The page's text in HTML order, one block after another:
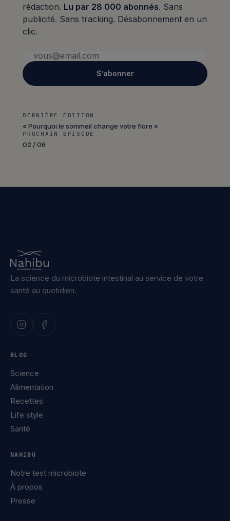
rédaction. Lu par 28 000 abonnés. Sans
publicité. Sans tracking. Désabonnement en un
clic.
S’abonner
DERNIÈRE ÉDITION
« Pourquoi le sommeil change votre flore »
PROCHAIN ÉPISODE
02 / 06
La science du microbiote intestinal au service de votre
santé au quotidien.
BLOG
Science
Alimentation
Recettes
Life style
Santé
NAHIBU
Notre test microbiote
À propos
Presse